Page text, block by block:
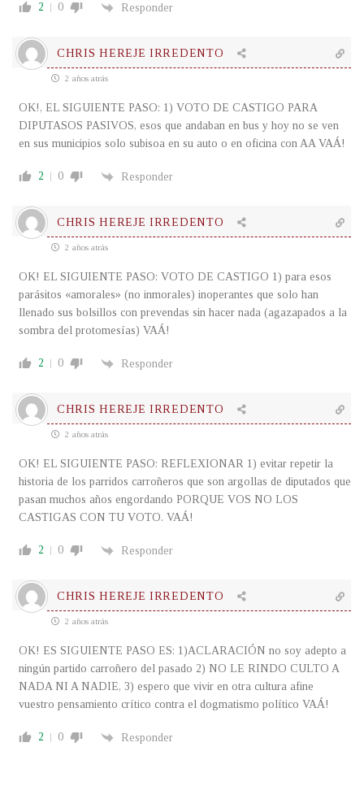
2 0 Responder
CHRIS HEREJE IRREDENTO
2 años atrás
OK!, EL SIGUIENTE PASO: 1) VOTO DE CASTIGO PARA
DIPUTASOS PASIVOS, esos que andaban en bus y hoy no se ven
en sus municipios solo subisoa en su auto o en oficina con AA VAÁ!
2 0 Responder
CHRIS HEREJE IRREDENTO
2 años atrás
OK! EL SIGUIENTE PASO: VOTO DE CASTIGO 1) para esos
parásitos «amorales» (no inmorales) inoperantes que solo han
llenado sus bolsillos con prevendas sin hacer nada (agazapados a la
sombra del protomesías) VAÁ!
2 0 Responder
CHRIS HEREJE IRREDENTO
2 años atrás
OK! EL SIGUIENTE PASO: REFLEXIONAR 1) evitar repetir la
historia de los parridos carroñeros que son argollas de diputados que
pasan muchos años engordando PORQUE VOS NO LOS
CASTIGAS CON TU VOTO. VAÁ!
2 0 Responder
CHRIS HEREJE IRREDENTO
2 años atrás
OK! ES SIGUIENTE PASO ES: 1)ACLARACIÓN no soy adepto a
ningún partido carroñero del pasado 2) NO LE RINDO CULTO A
NADA NI A NADIE, 3) espero que vivir en otra cultura afine
vuestro pensamiento crítico contra el dogmatismo político VAÁ!
2 0 Responder